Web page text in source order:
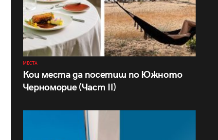
МЕСТА
Кои места да посетиш по Южното
Черноморие (Част II)